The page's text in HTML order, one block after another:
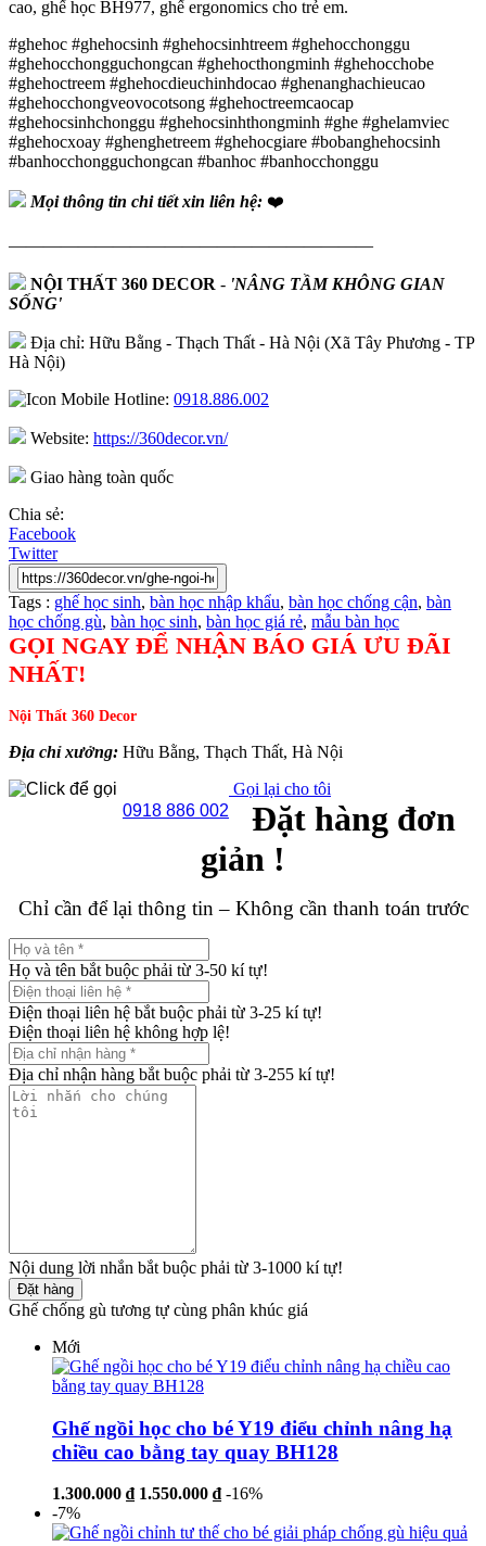
cao, ghế học BH977, ghế ergonomics cho trẻ em.
#ghehoc #ghehocsinh #ghehocsinhtreem #ghehocchonggu
#ghehocchongguchongcan #ghehocthongminh #ghehocchobe
#ghehoctreem #ghehocdieuchinhdocao #ghenanghachieucao
#ghehocchongveovocotsong #ghehoctreemcaocap
#ghehocsinhchonggu #ghehocsinhthongminh #ghe #ghelamviec
#ghehocxoay #ghenghetreem #ghehocgiare #bobanghehocsinh
#banhocchongguchongcan #banhoc #banhocchonggu
Mọi thông tin chi tiết xin liên hệ: ❤️
—————————————————————
NỘI THẤT 360 DECOR - 'NÂNG TẦM KHÔNG GIAN
SỐNG'
Địa chỉ: Hữu Bằng - Thạch Thất - Hà Nội (Xã Tây Phương - TP
Hà Nội)
Hotline: 0918.886.002
Website: https://360decor.vn/
Giao hàng toàn quốc
Chia sẻ:
Facebook
Twitter
Tags : ghế học sinh, bàn học nhập khẩu, bàn học chống cận, bàn
học chống gù, bàn học sinh, bàn học giá rẻ, mẫu bàn học
GỌI NGAY ĐỂ NHẬN BÁO GIÁ ƯU ĐÃI
NHẤT!
Nội Thất 360 Decor
Địa chỉ xưởng: Hữu Bằng, Thạch Thất, Hà Nội
0918 886 002
Gọi lại cho tôi
Đặt hàng đơn
giản !
Chỉ cần để lại thông tin – Không cần thanh toán trước
Họ và tên bắt buộc phải từ 3-50 kí tự!
Điện thoại liên hệ bắt buộc phải từ 3-25 kí tự!
Điện thoại liên hệ không hợp lệ!
Địa chỉ nhận hàng bắt buộc phải từ 3-255 kí tự!
Nội dung lời nhắn bắt buộc phải từ 3-1000 kí tự!
Đặt hàng
Ghế chống gù tương tự cùng phân khúc giá
Mới
Ghế ngồi học cho bé Y19 điểu chỉnh nâng hạ
chiều cao bằng tay quay BH128
1.300.000 ₫ 1.550.000 ₫ -16%
-7%